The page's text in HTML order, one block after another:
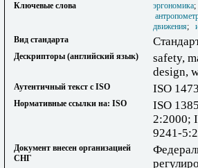
Ключевые слова эргономика
движения;
Вид стандарта
Дескрипторы (английский язык)
safety,
design,
Аутентичный текст с ISO ISO
Нормативные ссылки на: ISO
ISO
2:2000;
9241-
Документ внесен организацией
СНГ